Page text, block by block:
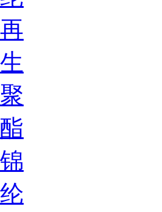
再
生
聚
酯
锦
纶